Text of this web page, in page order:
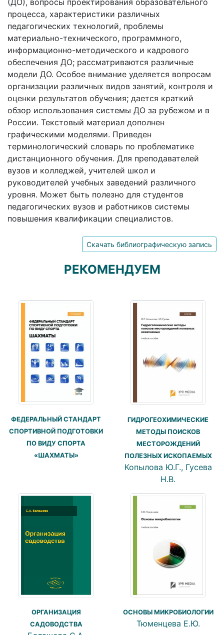
процесса, характеристики различных
педагогических технологий, проблемы
материально-технического, программного,
информационно-методического и кадрового
обеспечения ДО; рассматриваются различные
модели ДО. Особое внимание уделяется вопросам
организации различных видов занятий, контроля и
оценки результатов обучения; дается краткий
обзор использования системы ДО за рубежом и в
России. Текстовый материал дополнен
графическими моделями. Приведен
терминологический словарь по проблематике
дистанционного обучения. Для преподавателей
вузов и колледжей, учителей школ и
руководителей учебных заведений различного
уровня. Может быть полезно для студентов
педагогических вузов и работников системы
повышения квалификации специалистов.
Скачать библиографическую запись
РЕКОМЕНДУЕМ
ФЕДЕРАЛЬНЫЙ СТАНДАРТ
СПОРТИВНОЙ ПОДГОТОВКИ
ПО ВИДУ СПОРТА
«ШАХМАТЫ»
ГИДРОГЕОХИМИЧЕСКИЕ
МЕТОДЫ ПОИСКОВ
МЕСТОРОЖДЕНИЙ
ПОЛЕЗНЫХ ИСКОПАЕМЫХ
Копылова Ю.Г., Гусева
Н.В.
ОРГАНИЗАЦИЯ
САДОВОДСТВА
ОСНОВЫ МИКРОБИОЛОГИИ
Тюменцева Е.Ю.